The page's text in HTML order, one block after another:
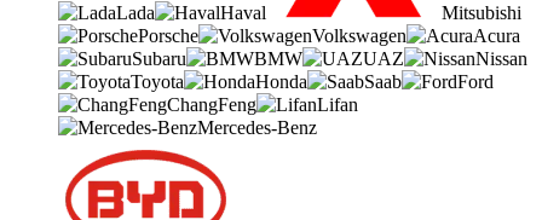
Lada Haval
Mitsubishi
Porsche
Volkswagen
Acura
Subaru
BMW UAZ
Nissan
Toyota
Honda Saab
Ford
ChangFeng
Lifan
Mercedes-Benz